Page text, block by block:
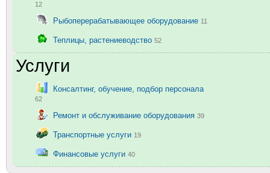
12
Рыбоперерабатывающее оборудование 11
Теплицы, растениеводство 52
Услуги
Консалтинг, обучение, подбор персонала
62
Ремонт и обслуживание оборудования 39
Транспортные услуги 19
Финансовые услуги 40